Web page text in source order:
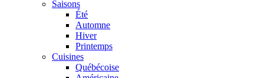
Saisons
Été
Automne
Hiver
Printemps
Cuisines
Québécoise